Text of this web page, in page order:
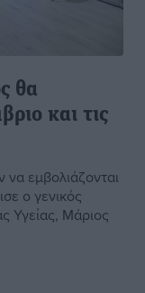
θα
και τις
εμβολιάζονται
ο γενικός
Υγείας, Μάριος